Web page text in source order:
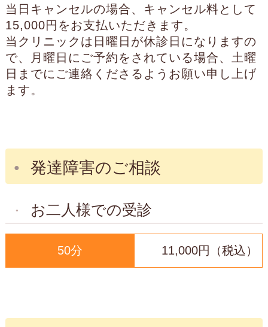
当日キャンセルの場合、キャンセル料として
15,000円をお支払いただきます。
当クリニックは日曜日が休診日になりますの
で、月曜日にご予約をされている場合、土曜
日までにご連絡くださるようお願い申し上げ
ます。
発達障害のご相談
お二人様での受診
50分 11,000円（税込）